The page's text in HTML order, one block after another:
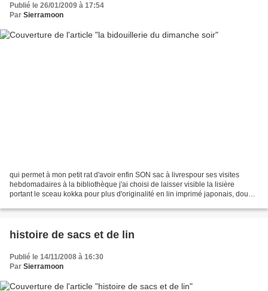
Publié le 26/01/2009 à 17:54
Par Sierramoon
qui permet à mon petit rat d'avoir enfin SON sac à livrespour ses visites
hebdomadaires à la bibliothèque j'ai choisi de laisser visible la lisière
portant le sceau kokka pour plus d'originalité en lin imprimé japonais, doublé
histoire de sacs et de lin
Publié le 14/11/2008 à 16:30
Par Sierramoon